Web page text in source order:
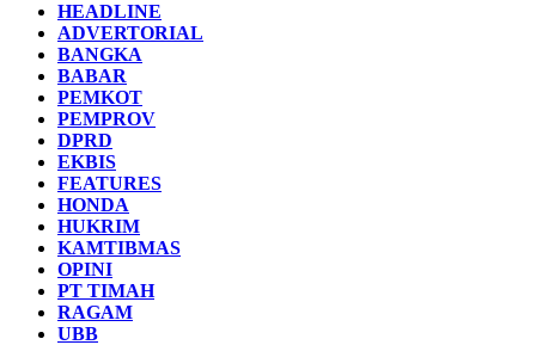
HEADLINE
ADVERTORIAL
BANGKA
BABAR
PEMKOT
PEMPROV
DPRD
EKBIS
FEATURES
HONDA
HUKRIM
KAMTIBMAS
OPINI
PT TIMAH
RAGAM
UBB